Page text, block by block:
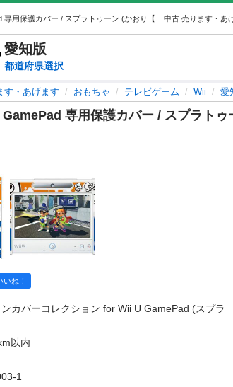
中古 売ります・あ
愛知版
都道府県選択
す・あげます おもちゃ テレビゲーム Wii 愛
GamePad 専用保護カバー / スプラトゥ
いね！
カバーコレクション for Wii U GamePad (スプラ
以内
1